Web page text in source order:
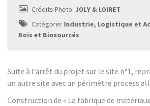
Crédits Photo: JOLY & LOIRET
Catégorie: Industrie, Logistique et
Bois et Biosourcés
Suite à l’arrêt du projet sur le site n°1,
un autre site avec un périmètre process
Construction de « La fabrique de